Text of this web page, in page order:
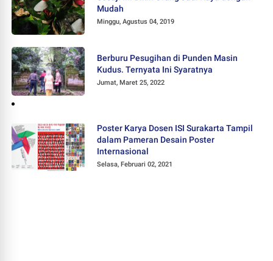
Mudah
Minggu, Agustus 04, 2019
Berburu Pesugihan di Punden Masin
Kudus. Ternyata Ini Syaratnya
Jumat, Maret 25, 2022
Poster Karya Dosen ISI Surakarta Tampil
dalam Pameran Desain Poster
Internasional
Selasa, Februari 02, 2021